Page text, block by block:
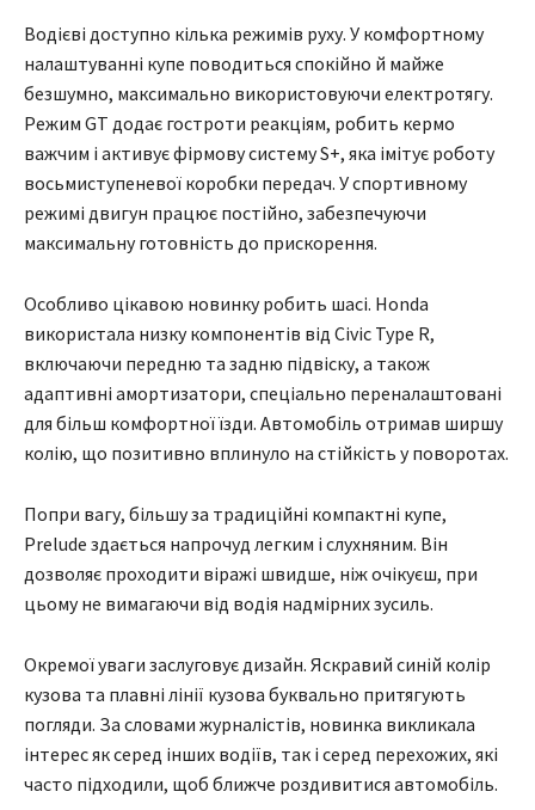
Водієві доступно кілька режимів руху. У комфортному
налаштуванні купе поводиться спокійно й майже
безшумно, максимально використовуючи електротягу.
Режим GT додає гостроти реакціям, робить кермо
важчим і активує фірмову систему S+, яка імітує роботу
восьмиступеневої коробки передач. У спортивному
режимі двигун працює постійно, забезпечуючи
максимальну готовність до прискорення.
Особливо цікавою новинку робить шасі. Honda
використала низку компонентів від Civic Type R,
включаючи передню та задню підвіску, а також
адаптивні амортизатори, спеціально переналаштовані
для більш комфортної їзди. Автомобіль отримав ширшу
колію, що позитивно вплинуло на стійкість у поворотах.
Попри вагу, більшу за традиційні компактні купе,
Prelude здається напрочуд легким і слухняним. Він
дозволяє проходити віражі швидше, ніж очікуєш, при
цьому не вимагаючи від водія надмірних зусиль.
Окремої уваги заслуговує дизайн. Яскравий синій колір
кузова та плавні лінії кузова буквально притягують
погляди. За словами журналістів, новинка викликала
інтерес як серед інших водіїв, так і серед перехожих, які
часто підходили, щоб ближче роздивитися автомобіль.